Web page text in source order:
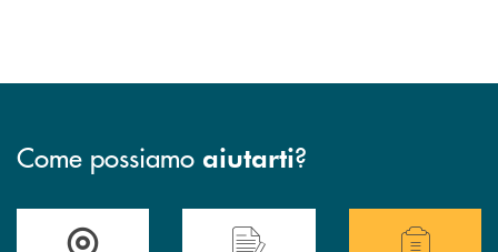
Come possiamo aiutarti?
Accedi all' elenco completo delle filiali della Bcc.
Hai bisogno di assistenza immediata?
Hai bisogno di